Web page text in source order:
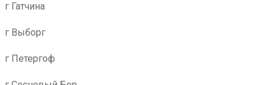
г Гатчина
г Выборг
г Петергоф